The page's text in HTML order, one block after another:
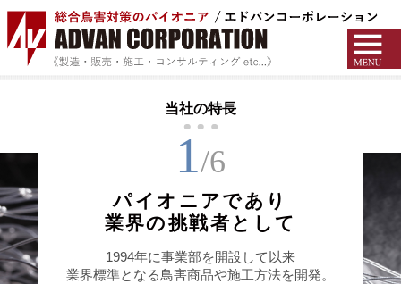
当社の特長
1/6
パイオニアであり
業界の挑戦者として
1994年に事業部を開設して以来
業界標準となる鳥害商品や施工方法を開発。